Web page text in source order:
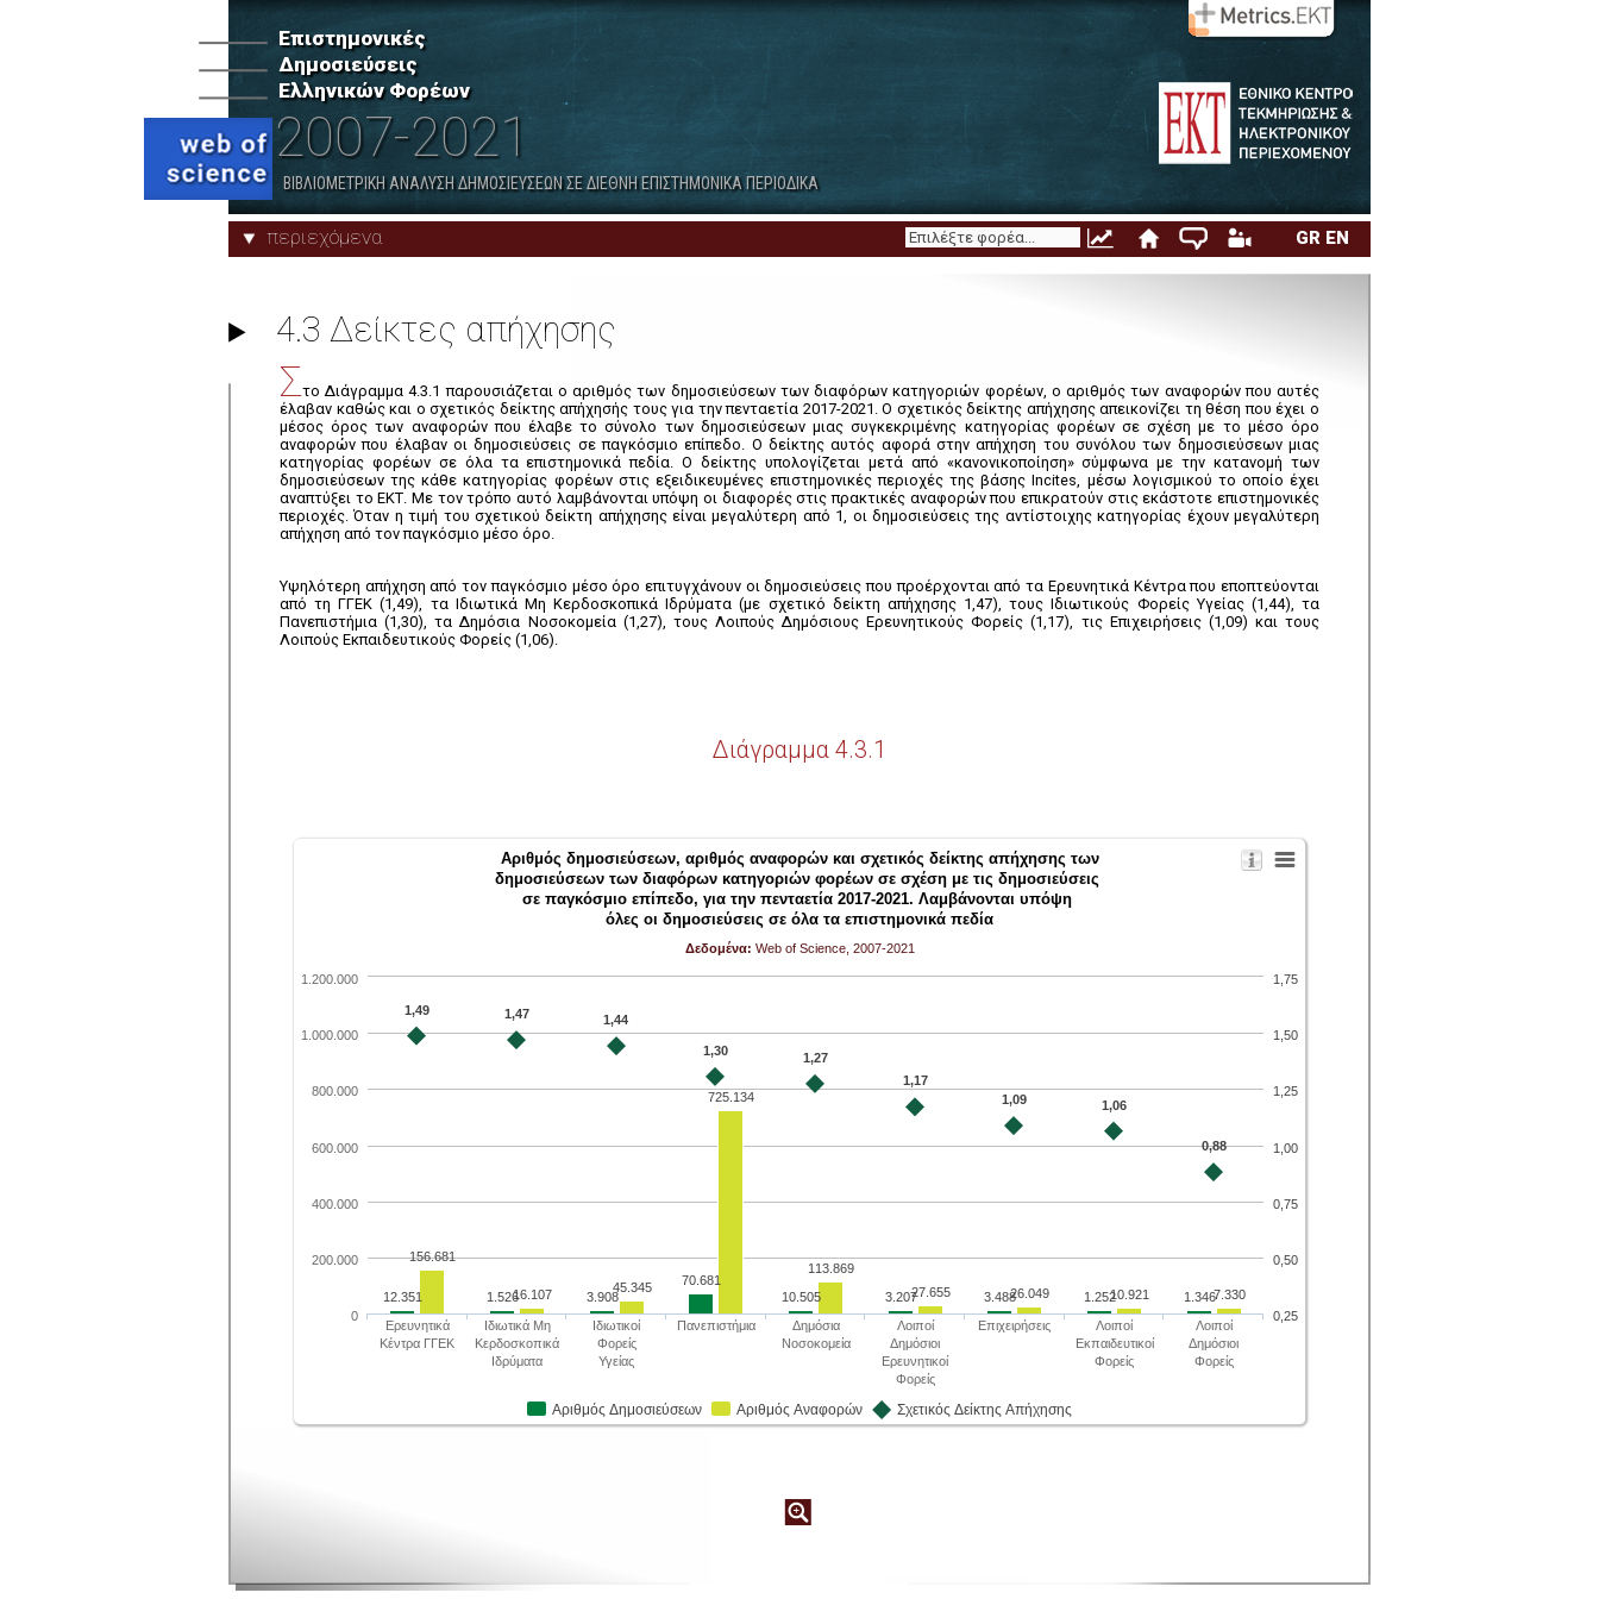
Επιστημονικές
Δημοσιεύσεις
Ελληνικών Φορέων
2007-2021
ΒΙΒΛΙΟΜΕΤΡΙΚΗ ΑΝΑΛΥΣΗ ΔΗΜΟΣΙΕΥΣΕΩΝ ΣΕ ΔΙΕΘΝΗ ΕΠΙΣΤΗΜΟΝΙΚΑ ΠΕΡΙΟΔΙΚΑ
περιεχόμενα GR EN
Ελληνικών Φορέων: Συνολικοί
ανά Περιφέρεια ανά Κατηγορία Φορέων
6. Ερευνητικά Κέντρα ΓΓΕΚ
7. Λοιποί Δημόσιοι Ερευνητικοί
Φορείς
9. Ιδιωτικοί Φορείς Υγείας
Προφίλ Φορέων Παραρτήματα
4.3 Δείκτες απήχησης
Στο Διάγραμμα 4.3.1 παρουσιάζεται ο αριθμός των δημοσιεύσεων των διαφόρων κατηγοριών φορέων, ο αριθμός των αναφορών που αυτές
έλαβαν καθώς και ο σχετικός δείκτης απήχησής τους για την πενταετία 2017-2021. Ο σχετικός δείκτης απήχησης απεικονίζει τη θέση που έχει ο
μέσος όρος των αναφορών που έλαβε το σύνολο των δημοσιεύσεων μιας συγκεκριμένης κατηγορίας φορέων σε σχέση με το μέσο όρο
αναφορών που έλαβαν οι δημοσιεύσεις σε παγκόσμιο επίπεδο. Ο δείκτης αυτός αφορά στην απήχηση του συνόλου των δημοσιεύσεων μιας
κατηγορίας φορέων σε όλα τα επιστημονικά πεδία. Ο δείκτης υπολογίζεται μετά από «κανονικοποίηση» σύμφωνα με την κατανομή των
δημοσιεύσεων της κάθε κατηγορίας φορέων στις εξειδικευμένες επιστημονικές περιοχές της βάσης Incites, μέσω λογισμικού το οποίο έχει
αναπτύξει το ΕΚΤ. Με τον τρόπο αυτό λαμβάνονται υπόψη οι διαφορές στις πρακτικές αναφορών που επικρατούν στις εκάστοτε επιστημονικές
περιοχές. Όταν η τιμή του σχετικού δείκτη απήχησης είναι μεγαλύτερη από 1, οι δημοσιεύσεις της αντίστοιχης κατηγορίας έχουν μεγαλύτερη
απήχηση από τον παγκόσμιο μέσο όρο.
Υψηλότερη απήχηση από τον παγκόσμιο μέσο όρο επιτυγχάνουν οι δημοσιεύσεις που προέρχονται από τα Ερευνητικά Κέντρα που εποπτεύονται
από τη ΓΓΕΚ (1,49), τα Ιδιωτικά Μη Κερδοσκοπικά Ιδρύματα (με σχετικό δείκτη απήχησης 1,47), τους Ιδιωτικούς Φορείς Υγείας (1,44), τα
Πανεπιστήμια (1,30), τα Δημόσια Νοσοκομεία (1,27), τους Λοιπούς Δημόσιους Ερευνητικούς Φορείς (1,17), τις Επιχειρήσεις (1,09) και τους
Λοιπούς Εκπαιδευτικούς Φορείς (1,06).
Διάγραμμα 4.3.1